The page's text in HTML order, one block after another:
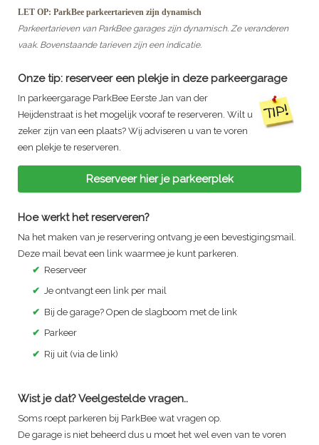
LET OP: ParkBee parkeertarieven zijn dynamisch
Parkeertarieven van ParkBee garages zijn dynamisch. Ze veranderen
vaak. Bovenstaande tarieven zijn een indicatie.
Onze tip: reserveer een plekje in deze parkeergarage
In parkeergarage ParkBee Eerste Jan van der
Heijdenstraat is het mogelijk vooraf te reserveren. Wilt u
zeker zijn van een plaats? Wij adviseren u van te voren
een plekje te reserveren.
Reserveer hier je parkeerplek
Hoe werkt het reserveren?
Na het maken van je reservering ontvang je een bevestigingsmail.
Deze mail bevat een link waarmee je kunt parkeren.
✔ Reserveer
✔ Je ontvangt een link per mail
✔ Bij de garage? Open de slagboom met de link
✔ Parkeer
✔ Rij uit (via de link)
Wist je dat? Veelgestelde vragen..
Soms roept parkeren bij ParkBee wat vragen op.
De garage is niet beheerd dus u moet het wel even van te voren